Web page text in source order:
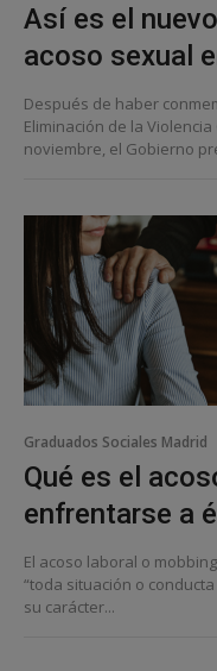
Así es el
acoso sexual
Después de haber
Eliminación de la
noviembre, el Gobierno
Graduados Sociales Madrid
Qué es el
enfrentarse a
El acoso laboral o
“toda situación o
su carácter...